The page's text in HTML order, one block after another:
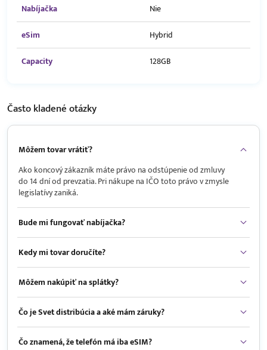
Nabíjačka
Nie
eSim
Hybrid
Capacity
128GB
Často kladenéotázky
Môžem tovar vrátiť?
Ako koncový zákazník máte právo na odstúpenie od zmluvy
do 14 dní od prevzatia. Pri nákupe na IČO toto právo v zmysle
legislatívy zaniká.
Bude mi fungovať nabíjačka?
Kedy mi tovar doručíte?
Môžem nakúpiť na splátky?
Čo je Svet distribúcia a aké mám záruky?
Čo znamená, že telefón má iba eSIM?